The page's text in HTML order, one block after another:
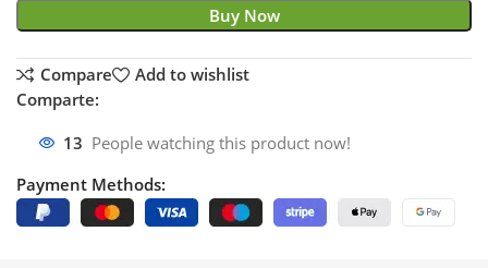
Buy Now
Compare
Add to wishlist
Comparte:
13 People watching this product now!
Payment Methods: